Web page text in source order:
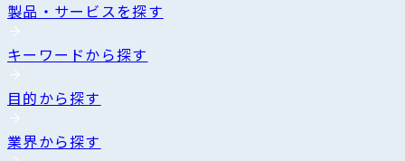
製品・サービスを探す
キーワードから探す
目的から探す
業界から探す